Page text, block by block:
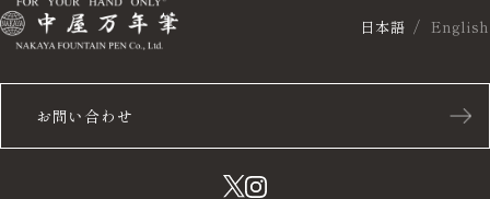
お問い合わせ
日本語 English